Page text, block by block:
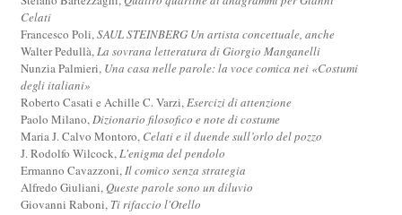
Celati
Francesco Poli,SAUL STEINBERG Un artista concettuale, anche
Walter Pedullà,La sovrana letteratura di Giorgio Manganelli
Nunzia Palmieri, Una casa nelle parole: la voce comica nei «Costumi
degli italiani»
Roberto Casati e Achille C. Varzi,Esercizi di attenzione
Paolo Milano,Dizionario filosofico e note di costume
Maria J. Calvo Montoro, Celati e il duende sull’orlo del pozzo
J. Rodolfo Wilcock,L'enigma del pendolo
Ermanno Cavazzoni,Il comico senza strategia
Alfredo Giuliani,Queste parole sono un diluvio
Giovanni Raboni, Ti rifaccio l'Otello